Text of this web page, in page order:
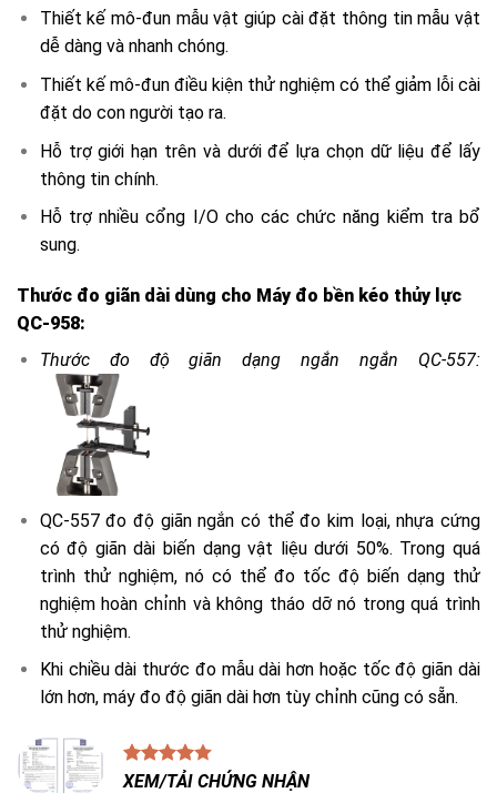
Thiết kế mô-đun mẫu vật giúp cài đặt thông tin mẫu vật
dễ dàng và nhanh chóng.
Thiết kế mô-đun điều kiện thử nghiệm có thể giảm lỗi cài
đặt do con người tạo ra.
Hỗ trợ giới hạn trên và dưới để lựa chọn dữ liệu để lấy
thông tin chính.
Hỗ trợ nhiều cổng I/O cho các chức năng kiểm tra bổ
sung.
Thước đo giãn dài dùng cho Máy đo bền kéo thủy lực
QC-958:
Thước đo độ giãn dạng ngắn ngắn QC-557:
QC-557 đo độ giãn ngắn có thể đo kim loại, nhựa cứng
có độ giãn dài biến dạng vật liệu dưới 50%. Trong quá
trình thử nghiệm, nó có thể đo tốc độ biến dạng thử
nghiệm hoàn chỉnh và không tháo dỡ nó trong quá trình
thử nghiệm.
Khi chiều dài thước đo mẫu dài hơn hoặc tốc độ giãn dài
lớn hơn, máy đo độ giãn dài hơn tùy chỉnh cũng có sẵn.
XEM/TẢI CHỨNG NHẬN